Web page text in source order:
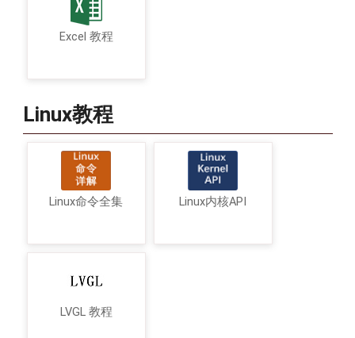
Excel 教程
Linux教程
Linux命令全集 Linux内核API
LVGL 教程